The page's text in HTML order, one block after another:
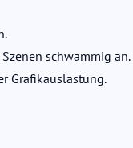
schwammig an.
Grafikauslastung.